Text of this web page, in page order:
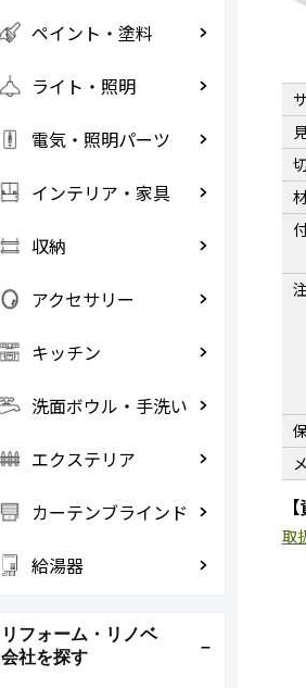
取
ペイント・塗料
ライト・照明
電気・照明パーツ
インテリア・家具
収納
アクセサリー
キッチン
洗面ボウル・手洗い
エクステリア
カーテンブラインド
給湯器
リフォーム・リノベ
会社を探す